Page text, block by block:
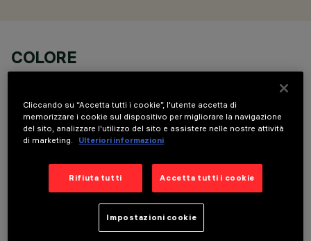
COLORE
ULTIMO AGGIORNAMENTO: 06/08/2026
Cliccando su “Accetta tutti i cookie”, l'utente accetta di
memorizzare i cookie sul dispositivo per migliorare la navigazione
del sito, analizzare l'utilizzo del sito e assistere nelle nostre attività
di marketing.
Ulteriori informazioni
Rifiuta tutti Accetta tutti i cookie
Impostazioni cookie